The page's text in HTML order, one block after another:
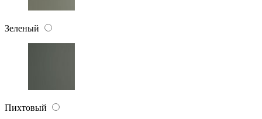
Зеленый
Пихтовый